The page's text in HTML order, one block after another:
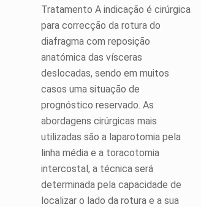
Tratamento A indicação é cirúrgica
para correcção da rotura do
diafragma com reposição
anatómica das vísceras
deslocadas, sendo em muitos
casos uma situação de
prognóstico reservado. As
abordagens cirúrgicas mais
utilizadas são a laparotomia pela
linha média e a toracotomia
intercostal, a técnica será
determinada pela capacidade de
localizar o lado da rotura e a sua